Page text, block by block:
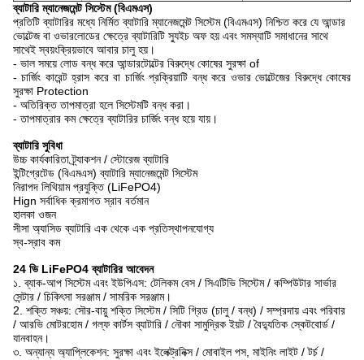
ব্যাটারি ম্যানেজমেন্ট সিস্টেম (বিএমএস)
প্রতিটি ব্যাটারির মধ্যে নির্মিত ব্যাটারি ম্যানেজমেন্ট সিস্টেম (বিএমএস) নিশ্চিত করে যে আন্ডার
ভোল্টেজ বা ওভারলোডের ক্ষেত্রে ব্যাটারিটি স্যুইচ অফ হয় এবং সমস্যাটি সমাধানের সাথে
সাথেই স্বয়ংক্রিয়ভাবে আবার চালু হয়।
- ভাল সময়ে লোড বন্ধ করে আন্ডারটোল্টের বিরুদ্ধে কোষের সুরক্ষা of
- চার্জিং কারেন্ট হ্রাস করে বা চার্জিং প্রক্রিয়াটি বন্ধ করে ওভার ভোল্টেজের বিরুদ্ধে কোষের
সুরক্ষা Protection
- অতিরিক্ত তাপমাত্রা হলে সিস্টেমটি বন্ধ করা।
- তাপমাত্রার কম ক্ষেত্রে ব্যাটারির চার্জিং বন্ধ হয়ে যায়।
ব্যাটারি সুবিধা
উচ্চ কার্যকারিতা ট্র্যাকশন / স্টোরেজ ব্যাটারি
ইন্টিগ্রেটেড (বিএমএস) ব্যাটারি ম্যানেজমেন্ট সিস্টেম
নিরাপদ লিথিয়াম প্রযুক্তি (LiFePO4)
Hign সর্বাধিক ক্রমাগত স্রাব বর্তমান
হালকা ওজন
সীসা অ্যাসিড ব্যাটারি এক থেকে এক প্রতিস্থাপনযোগ্য
স্ব-স্রাব কম
24 ভি LiFePO4 ব্যাটারির আবেদন
১. ব্যাক-আপ সিস্টেম এবং ইউপিএস: টেলিকম বেস / সিএটিভি সিস্টেম / কম্পিউটার সার্ভার
সেন্টার / চিকিৎসা সরঞ্জাম / সামরিক সরঞ্জাম।
2. শক্তি সঞ্চয়: সৌর-বায়ু শক্তি সিস্টেম / সিটি গ্রিড (চালু / বন্ধ) / সম্প্রদায় এবং পরিবার
/ আরভি মোটরহোম / গল্ফ কার্টস ব্যাটারি / নৌকা সামুদ্রিক ইয়ট / বৈদ্যুতিক স্কেটবোর্ড /
যানবাহন।
৩. অন্যান্য অ্যাপ্লিকেশন: সুরক্ষা এবং ইলেক্ট্রনিক্স / মোবাইল পস, মাইনিং লাইট / টর্চ /